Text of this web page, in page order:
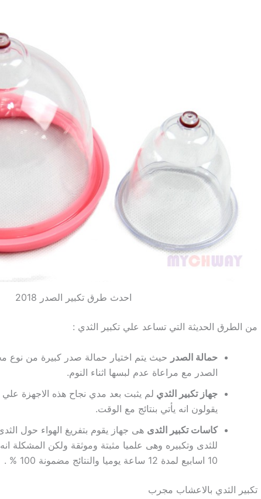
احدث طرق تكبير الصدر 2018
من الطرق الحديثة التي تساعد علي تكبير الثدي :
حمالة الصدر حيث يتم اختيار حمالة صدر كبيرة من
الصدر مع مراعاة عدم لبسها اثناء النوم.
جهاز تكبير الثدي لم يثبت بعد مدي نجاح هذه الاجهزة
يقولون انه يأتي بنتائج مع الوقت.
كاسات تكبير الثدى هى جهاز يقوم بتفريغ الهواء حول
للثدى وتكبيره وهى علميا مثبتة وموثقة ولكن المشكلة
10 اسابيع لمدة 12 ساعة يوميا والنتائج مضمونة 100 % .
تكبير الثدي بالاعشاب مجرب